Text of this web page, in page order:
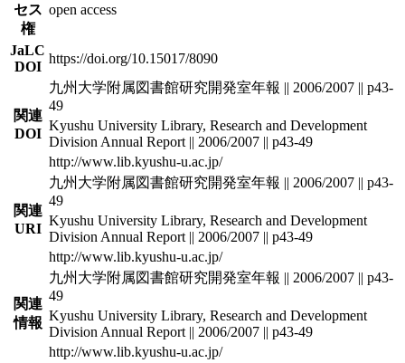
セス
権
open access
JaLC
DOI
https://doi.org/10.15017/8090
関連
DOI
九州大学附属図書館研究開発室年報 || 2006/2007 || p43-
49
Kyushu University Library, Research and Development
Division Annual Report || 2006/2007 || p43-49
http://www.lib.kyushu-u.ac.jp/
関連
URI
九州大学附属図書館研究開発室年報 || 2006/2007 || p43-
49
Kyushu University Library, Research and Development
Division Annual Report || 2006/2007 || p43-49
http://www.lib.kyushu-u.ac.jp/
関連
情報
九州大学附属図書館研究開発室年報 || 2006/2007 || p43-
49
Kyushu University Library, Research and Development
Division Annual Report || 2006/2007 || p43-49
http://www.lib.kyushu-u.ac.jp/